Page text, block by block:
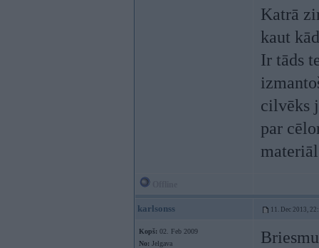
Katrā
kaut
Ir tāds
cilvēks
par
karlsonss 11. Dec 2013,
Kopš: 02. Feb 2009
No: Jelgava